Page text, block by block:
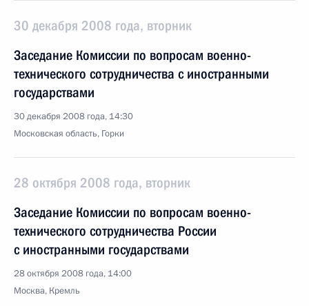
30 декабря 2008 года, вторник
Заседание Комиссии по вопросам военно-
технического сотрудничества с иностранными
государствами
30 декабря 2008 года, 14:30
Московская область, Горки
28 октября 2008 года, вторник
Заседание Комиссии по вопросам военно-
технического сотрудничества России
с иностранными государствами
28 октября 2008 года, 14:00
Москва, Кремль